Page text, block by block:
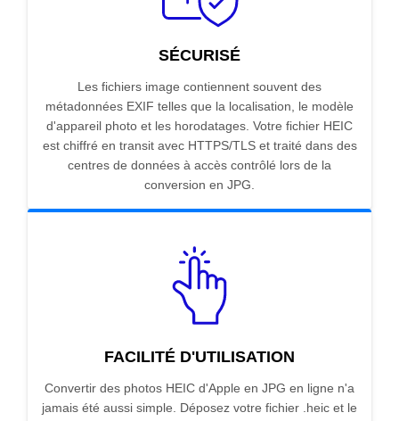
SÉCURISÉ
Les fichiers image contiennent souvent des
métadonnées EXIF telles que la localisation, le modèle
d'appareil photo et les horodatages. Votre fichier HEIC
est chiffré en transit avec HTTPS/TLS et traité dans des
centres de données à accès contrôlé lors de la
conversion en JPG.
FACILITÉ D'UTILISATION
Convertir des photos HEIC d'Apple en JPG en ligne n'a
jamais été aussi simple. Déposez votre fichier .heic et le